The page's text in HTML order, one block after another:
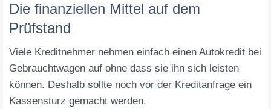
Die finanziellen Mittel auf dem
Prüfstand
Viele Kreditnehmer nehmen einfach einen Autokredit bei
Gebrauchtwagen auf ohne dass sie ihn sich leisten
können. Deshalb sollte noch vor der Kreditanfrage ein
Kassensturz gemacht werden.